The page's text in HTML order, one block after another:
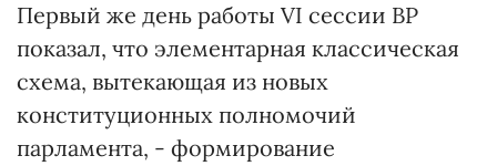
Первый же день работы VI сессии ВР
показал, что элементарная классическая
схема, вытекающая из новых
конституционных полномочий
парламента, - формирование